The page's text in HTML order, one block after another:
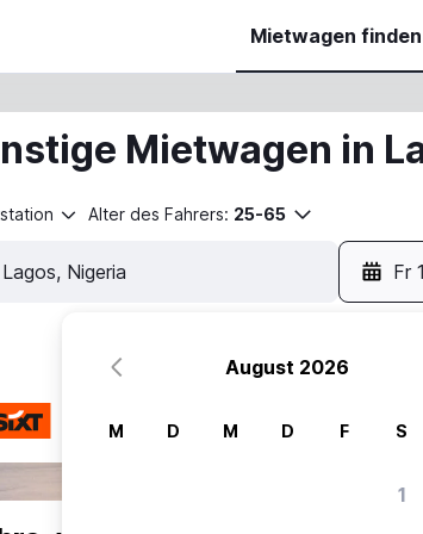
Mietwagen finden
Mietwagen in
Alter des Fahrers: 25-65
Fr
August 2026
M D M D F S
1